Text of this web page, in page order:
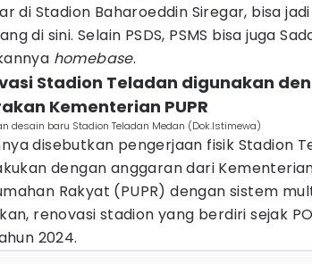
di Stadion Baharoeddin Siregar, bisa
di sini. Selain PSDS, PSMS bisa juga
homebase.
Stadion Teladan digunakan
Kementerian PUPR
desain baru Stadion Teladan Medan (Dok.Istimewa)
disebutkan pengerjaan fisik Stadion
dengan anggaran dari
Rakyat (PUPR) dengan sistem
renovasi stadion yang berdiri sejak
2024.